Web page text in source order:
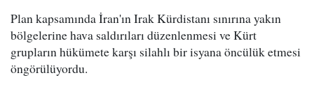
Plan kapsamında İran'ın Irak Kürdistanı sınırına yakın
bölgelerine hava saldırıları düzenlenmesi ve Kürt
grupların hükümete karşı silahlı bir isyana öncülük etmesi
öngörülüyordu.